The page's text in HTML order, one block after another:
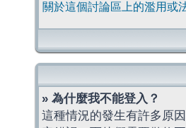
關於這個討論區上的濫用或
» 為什麼我不能登入？
這種情況的發生有許多原